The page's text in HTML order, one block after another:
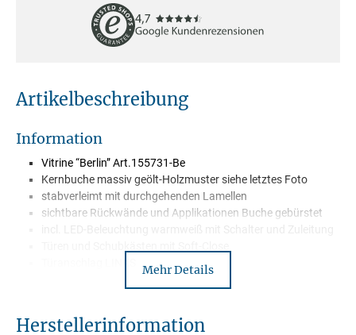
Artikelbeschreibung
Information
Vitrine “Berlin” Art.155731-Be
Kernbuche massiv geölt-Holzmuster siehe letztes Foto
stabverleimt mit durchgehenden Lamellen
sichtbare Rückwände und Applikationen Buche gebürstet
Wird montiert geliefert
Mehr Details
Herstellerinformation